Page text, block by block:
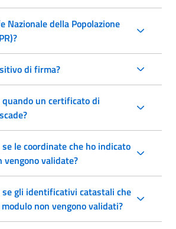
Nazionale della Popolazione
di firma?
quando un certificato di
le coordinate che ho indicato
vengono validate?
se gli identificativi catastali che
non vengono validati?